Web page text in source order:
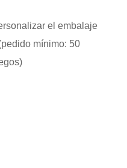
el embalaje
mínimo: 50